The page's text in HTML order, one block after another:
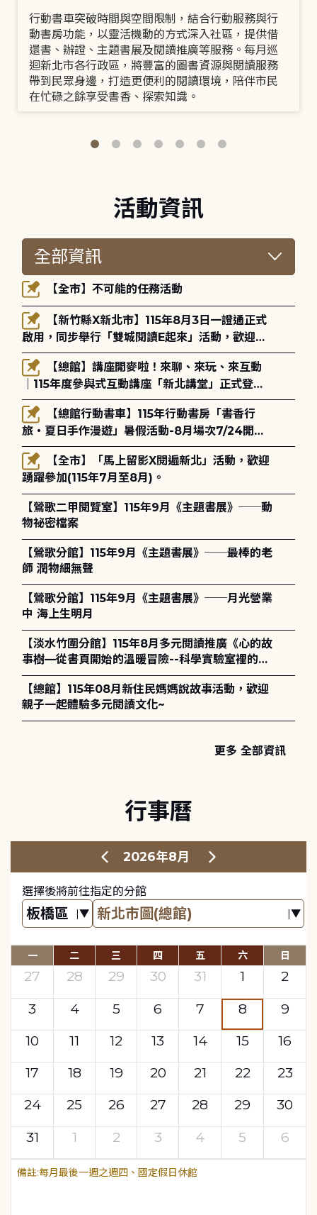
行動書車突破時間與空間限制，結合行動服務與行
動書房功能，以靈活機動的方式深入社區，提供借
還書、辦證、主題書展及閱讀推廣等服務。每月巡
迴新北市各行政區，將豐富的圖書資源與閱讀服務
帶到民眾身邊，打造更便利的閱讀環境，陪伴市民
在忙碌之餘享受書香、探索知識。
活動資訊
【全市】不可能的任務活動
啟用，同步舉行「雙城閱讀E起來」活動，歡迎踴
躍參加(115年8月3日至10月4日)。
｜115年度參與式互動講座「新北講堂」正式登
場！
旅・夏日手作漫遊」暑假活動-8月場次7/24開始
報名
踴躍參加(115年7月至8月)。
【鶯歌二甲閱覽室】115年9月《主題書展》──動
物祕密檔案
【鶯歌分館】115年9月《主題書展》──最棒的老
師 潤物細無聲
【鶯歌分館】115年9月《主題書展》──月光營業
中 海上生明月
【淡水竹圍分館】115年8月多元閱讀推廣《心的故
事樹—從書頁開始的溫暖冒險--科學實驗室裡的放
電章魚》
【總館】115年08月新住民媽媽說故事活動，歡迎
親子一起體驗多元閱讀文化~
更多 全部資訊
行事曆
2026年8月
選擇後將前往指定的分館
一 二 三 四 五 六 日
27 28 29 30 31 1
2
3
4 5 6 7 8
9
10
11 12 13 14 15
16
17
18 19 20 21 22
23
24
25 26 27 28 29
30
31
1 2 3 4 5 6
每月最後一週之週四、國定假日休館